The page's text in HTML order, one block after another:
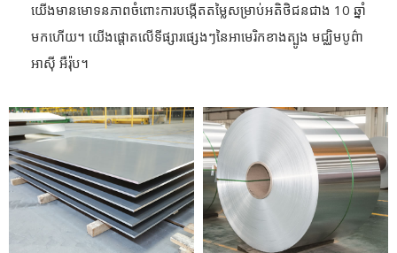
យើង​មាន​មោទនភាព​ចំពោះ​ការ​បង្កើត​តម្លៃ​សម្រាប់​អតិថិជន​ជាង 10 ឆ្នាំ​
មក​ហើយ។ យើងផ្តោតលើទីផ្សារផ្សេងៗនៃអាមេរិកខាងត្បូង មជ្ឈិមបូព៌ា
អាស៊ី អឺរ៉ុប។
ចានអាលុយមីញ៉ូម ខ្សែអាលុយមីញ៉ូម